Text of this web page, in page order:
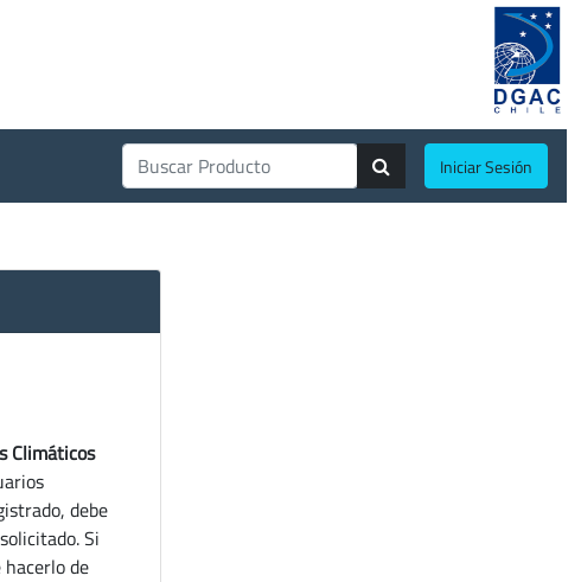
Iniciar Sesión
Climáticos
debe
Si
de